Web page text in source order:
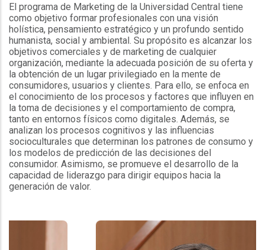
El programa de Marketing de la Universidad Central tiene
como objetivo formar profesionales con una visión
holística, pensamiento estratégico y un profundo sentido
humanista, social y ambiental. Su propósito es alcanzar los
objetivos comerciales y de marketing de cualquier
organización, mediante la adecuada posición de su oferta y
la obtención de un lugar privilegiado en la mente de
consumidores, usuarios y clientes. Para ello, se enfoca en
el conocimiento de los procesos y factores que influyen en
la toma de decisiones y el comportamiento de compra,
tanto en entornos físicos como digitales. Además, se
analizan los procesos cognitivos y las influencias
socioculturales que determinan los patrones de consumo y
los modelos de predicción de las decisiones del
consumidor. Asimismo, se promueve el desarrollo de la
capacidad de liderazgo para dirigir equipos hacia la
generación de valor.